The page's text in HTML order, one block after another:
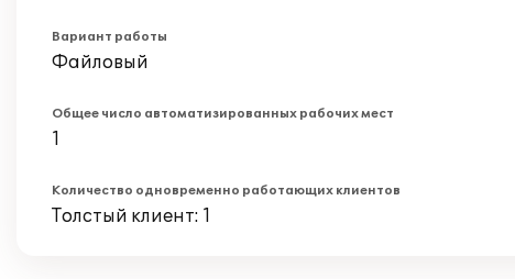
Вариант работы
Файловый
Общее число автоматизированных рабочих мест
1
Количество одновременно работающих клиентов
Толстый клиент: 1